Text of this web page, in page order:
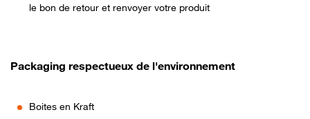
le bon de retour et renvoyer votre produit
Packaging respectueux de l'environnement
Boites en Kraft